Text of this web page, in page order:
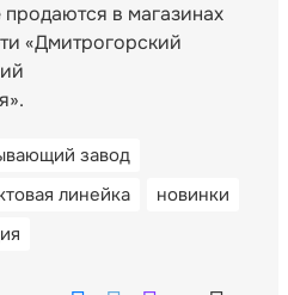
в магазинах
«Дмитрогорский
завод
линейка
новинки